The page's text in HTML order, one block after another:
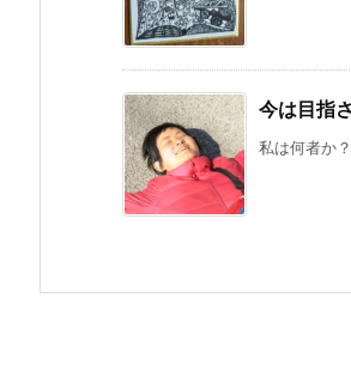
今は目指
私は何者か